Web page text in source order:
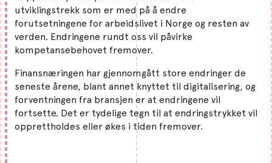
utviklingstrekk som er med på å endre
forutsetningene for arbeidslivet i Norge og resten av
verden. Endringene rundt oss vil påvirke
kompetansebehovet fremover.
Finansnæringen har gjennomgått store endringer de
seneste årene, blant annet knyttet til digitalisering, og
forventningen fra bransjen er at endringene vil
fortsette. Det er tydelige tegn til at endringstrykket vil
opprettholdes eller økes i tiden fremover.